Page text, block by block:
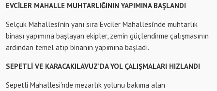
EVCİLER MAHALLE MUHTARLIĞININ YAPIMINA BAŞLANDI
Selçuk Mahallesi’nin yanı sıra Evciler Mahallesi’nde muhtarlık
binası yapımına başlayan ekipler, zemin güçlendirme çalışmasının
ardından temel atıp binanın yapımına başladı.
SEPETLİ VE KARACAKILAVUZ’DA YOL ÇALIŞMALARI HIZLANDI
Sepetli Mahallesi’nde mezarlık yolunu bakıma alan